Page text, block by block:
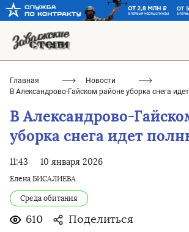
Главная
Новости
В Александрово-Гайском районе уборка снега
В Александрово-
уборка снега идет
11:43 10 января 2026
Елена БИСАЛИЕВА
Среда обитания
610 Поделиться